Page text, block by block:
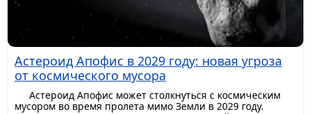
Астероид Апофис в 2029 году: новая угроза
от космического мусора
Астероид Апофис может столкнуться с космическим
мусором во время пролета мимо Земли в 2029 году.